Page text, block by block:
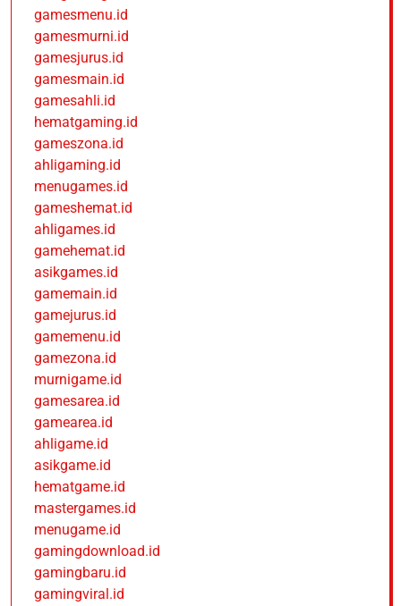
gamesmenu.id
gamesmurni.id
gamesjurus.id
gamesmain.id
gamesahli.id
hematgaming.id
gameszona.id
ahligaming.id
menugames.id
gameshemat.id
ahligames.id
gamehemat.id
asikgames.id
gamemain.id
gamejurus.id
gamemenu.id
gamezona.id
murnigame.id
gamesarea.id
gamearea.id
ahligame.id
asikgame.id
hematgame.id
mastergames.id
menugame.id
gamingdownload.id
gamingbaru.id
gamingviral.id